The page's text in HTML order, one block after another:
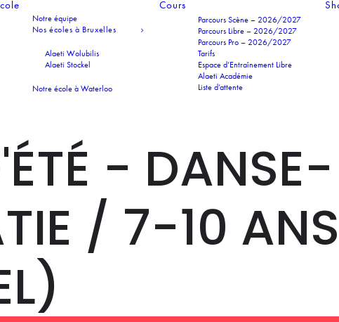
Notre équipe
Nos écoles à Bruxelles
Alaeti Wolubilis
Alaeti Stockel
Notre école à Waterloo
Cours
Parcours Scène – 2026/2027
Parcours Libre – 2026/2027
Parcours Pro – 2026/2027
Tarifs
Espace d’Entraînement Libre
Alaeti Académie
Liste d’attente
- DANSE-
/ 7-10 ANS